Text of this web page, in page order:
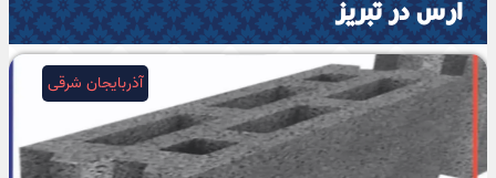
ارس در تبریز
آذربایجان شرقی